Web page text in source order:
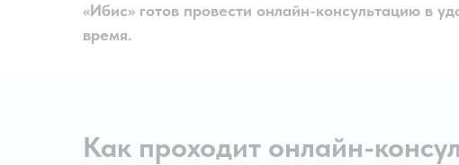
«Ибис» готов провести онлайн-консультацию в
время.
Как проходит онлайн-